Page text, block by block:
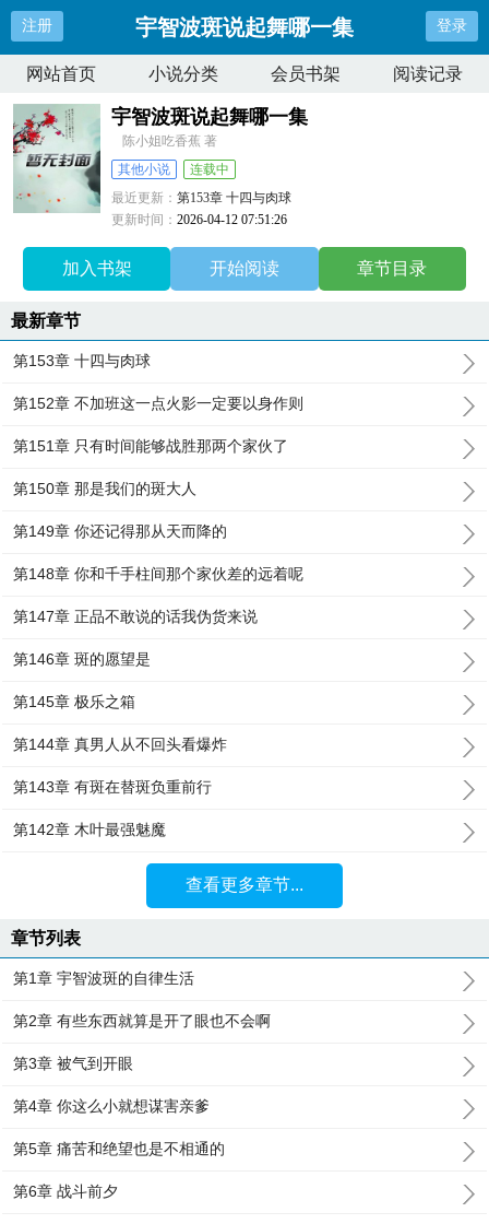
注册 宇智波斑说起舞哪一集 登录
网站首页 小说分类 会员书架 阅读记录
宇智波斑说起舞哪一集
陈小姐吃香蕉 著
其他小说
连载中
最近更新：第153章 十四与肉球
更新时间：2026-04-12 07:51:26
加入书架 开始阅读 章节目录
最新章节
第153章 十四与肉球
第152章 不加班这一点火影一定要以身作则
第151章 只有时间能够战胜那两个家伙了
第150章 那是我们的斑大人
第149章 你还记得那从天而降的
第148章 你和千手柱间那个家伙差的远着呢
第147章 正品不敢说的话我伪货来说
第146章 斑的愿望是
第145章 极乐之箱
第144章 真男人从不回头看爆炸
第143章 有斑在替斑负重前行
第142章 木叶最强魅魔
查看更多章节...
章节列表
第1章 宇智波斑的自律生活
第2章 有些东西就算是开了眼也不会啊
第3章 被气到开眼
第4章 你这么小就想谋害亲爹
第5章 痛苦和绝望也是不相通的
第6章 战斗前夕